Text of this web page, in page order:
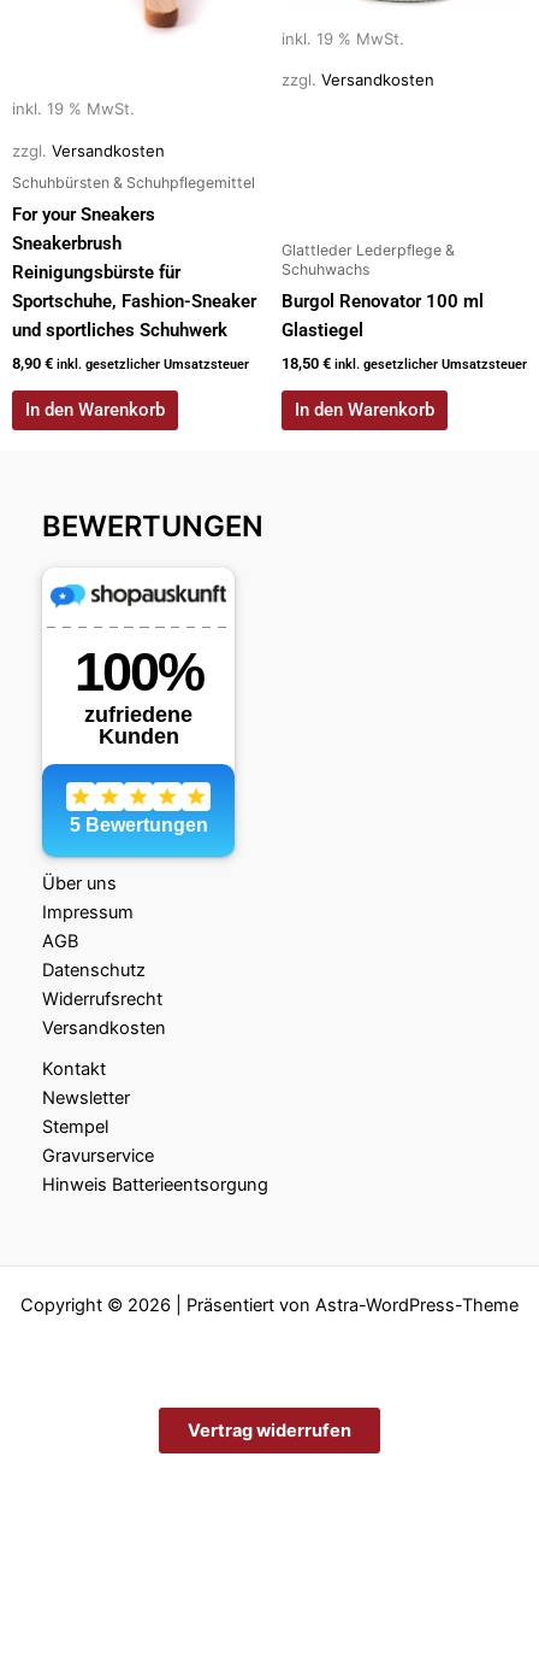
inkl. 19 % MwSt.
zzgl. Versandkosten
Schuhbürsten & Schuhpflegemittel
For your Sneakers
Sneakerbrush
Reinigungsbürste für
Sportschuhe, Fashion-Sneaker
und sportliches Schuhwerk
8,90 € inkl. gesetzlicher Umsatzsteuer
In den Warenkorb
inkl. 19 % MwSt.
zzgl. Versandkosten
Glattleder Lederpflege &
Schuhwachs
Burgol Renovator 100 ml
Glastiegel
18,50 € inkl. gesetzlicher Umsatzsteuer
In den Warenkorb
BEWERTUNGEN
Über uns
Impressum
AGB
Datenschutz
Widerrufsrecht
Versandkosten
Kontakt
Newsletter
Stempel
Gravurservice
Hinweis Batterieentsorgung
Copyright © 2026 | Präsentiert von Astra-WordPress-Theme
Vertrag widerrufen